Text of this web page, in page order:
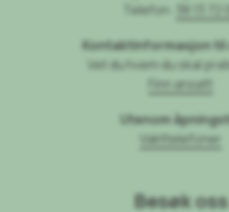
Telefon:
38 13 72 00
Kontaktinformasjon
Vet du hvem du skal
Finn ansatt
Utenom
Vakttelefoner
Besøk oss